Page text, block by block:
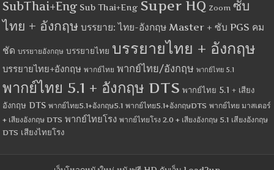
SubThai+Eng Sub Thai+Eng Super HQ Zoom ซับ
ไทย + อังกฤษ บรรยาย: ไทย-อังกฤษ Master + ซับ PGS คม
ชัด บรรยายอังกฤษ บรรยายไทย บรรยายไทย + อังกฤษ
บรรยายไทย+อังกฤษ พากย์ไทย พากย์ไทย/อังกฤษ พากย์ไทย 5.1
พากย์ไทย 5.1 + อังกฤษ DTS พากย์ไทย 5.1 + เสียง
อังกฤษ DTS พากย์ไทย5.1+อังกฤษ5.1 พากย์ไทย5.1+อังกฤษDTS พากย์ไทย มาสเตอร์
+ เสียงอังกฤษ DTS พากย์ไทยโรง พากย์ไทยโรง 2.0 + เสียงอังกฤษ 5.1 เสียงอังกฤษ
DTS เสียงไทยโรง